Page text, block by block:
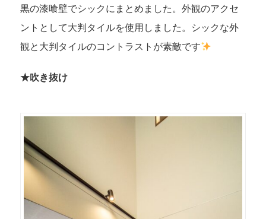
黒の漆喰壁でシックにまとめました。外観のアクセ
ントとして大判タイルを使用しました。シックな外
観と大判タイルのコントラストが素敵です
★吹き抜け